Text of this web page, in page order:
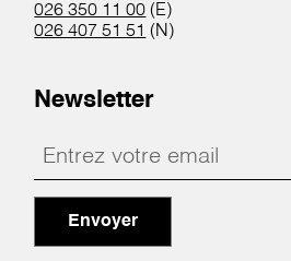
026 350 11 00 (E)
026 407 51 51 (N)
Newsletter
Envoyer